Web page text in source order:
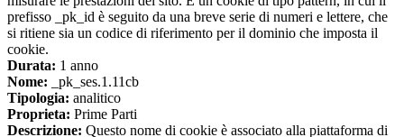
prefisso _pk_id è seguito da una breve serie di numeri e lettere, che
si ritiene sia un codice di riferimento per il dominio che imposta il
cookie.
Durata: 1 anno
Nome: _pk_ses.1.11cb
Tipologia: analitico
Proprieta: Prime Parti
Descrizione: Questo nome di cookie è associato alla piattaforma di